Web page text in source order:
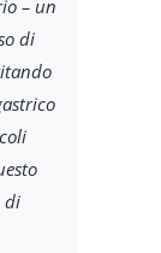
– un
di
di